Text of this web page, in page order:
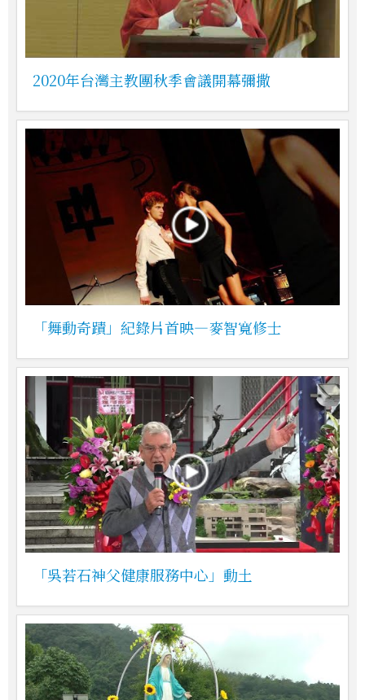
2020年台灣主教團秋季會議開幕彌撒
「舞動奇蹟」紀錄片首映—麥智寬修士
「吳若石神父健康服務中心」動土